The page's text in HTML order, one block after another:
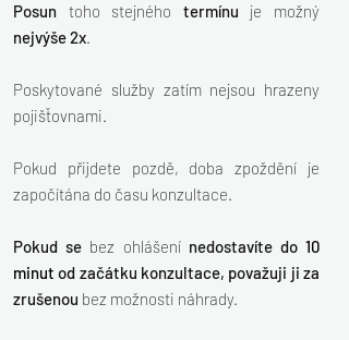
Posun toho stejného termínu je možný
nejvýše 2x.
Poskytované služby zatím nejsou hrazeny
pojišťovnami.
Pokud přijdete pozdě, doba zpoždění je
započítána do času konzultace.
Pokud se bez ohlášenínedostavíte do10
minut od začátku konzultace, považuji ji za
zrušenou bez možnosti náhrady.